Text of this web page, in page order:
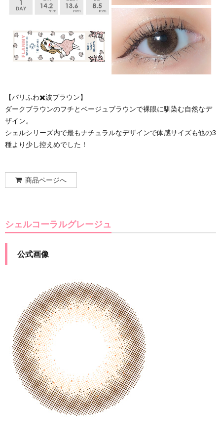
【パリふわ✖️波ブラウン】
ダークブラウンのフチとベージュブラウンで裸眼に馴染む自然なデ
ザイン。
シェルシリーズ内で最もナチュラルなデザインで体感サイズも他の3
種より少し控えめでした！
商品ページへ
シェルコーラルグレージュ
公式画像